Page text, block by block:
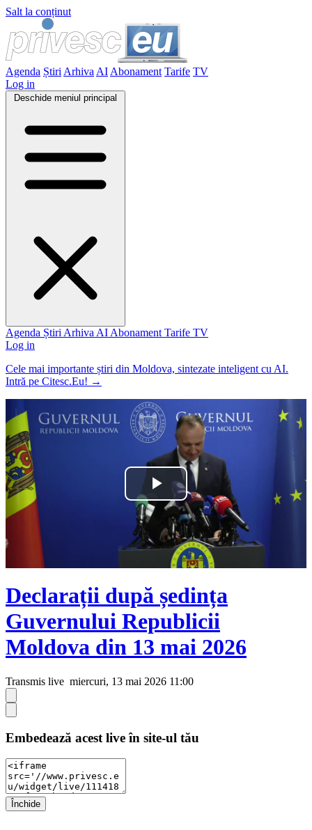
Salt la conținut
Agenda Știri Arhiva AI Abonament Tarife TV
Log in
Deschide meniul principal
Agenda Știri Arhiva AI Abonament Tarife TV
Log in
Cele mai importante știri din Moldova, sintezate inteligent cu AI.
Intră pe Citesc.Eu! →
Play
Video
Declarații după ședința
Guvernului Republicii
Moldova din 13 mai 2026
Transmis live miercuri, 13 mai 2026 11:00
Embedează acest live în site-ul tău
Închide